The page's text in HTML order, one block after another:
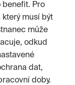
benefit. Pro
musí být
může
odkud
dat,
doby.